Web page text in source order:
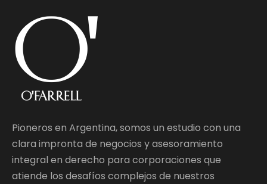
Pioneros en Argentina, somos un estudio con una
clara impronta de negocios y asesoramiento
integral en derecho para corporaciones que
atiende los desafíos complejos de nuestros